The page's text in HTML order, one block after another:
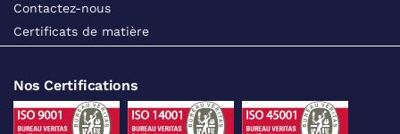
Contactez-nous
Certificats de matière
Nos Certifications